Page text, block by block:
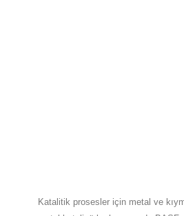
Katalitik prosesler için metal ve